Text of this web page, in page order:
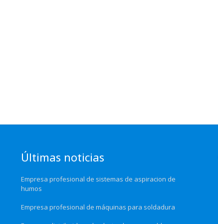
Últimas noticias
Empresa profesional de sistemas de aspiracion de
humos
Empresa profesional de máquinas para soldadura